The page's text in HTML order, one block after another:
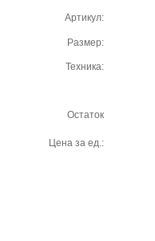
Артикул:
Размер:
Техника:
Остаток
Цена за ед.: